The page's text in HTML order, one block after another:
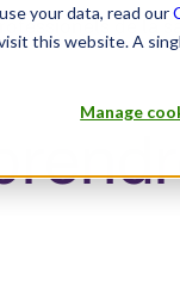
your data, read our
this website. A
Manage
de la